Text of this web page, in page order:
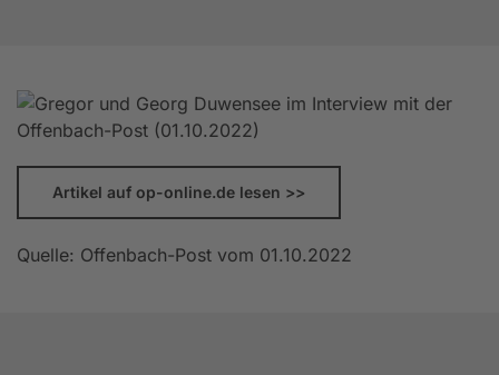
Artikel auf op-online.de lesen >>
Quelle: Offenbach-Post vom 01.10.2022